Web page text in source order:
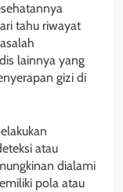
tahu riwayat
lainnya yang
gizi di
atau
dialami
pola atau